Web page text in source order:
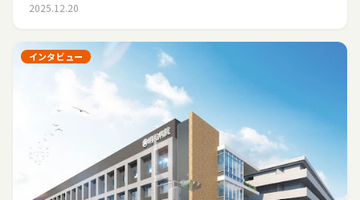
2025.12.20
インタビュー